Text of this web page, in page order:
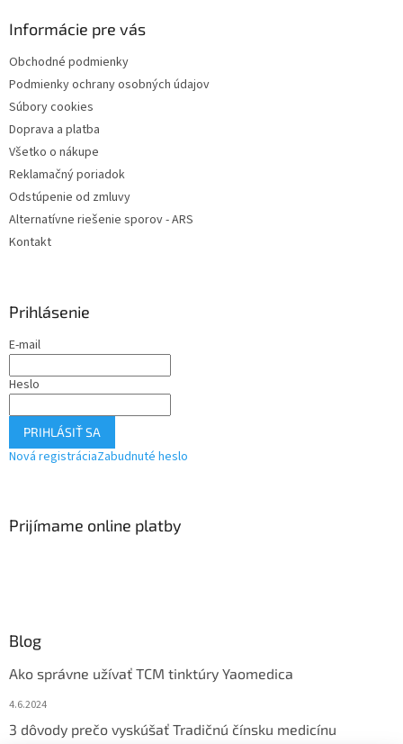
Informácie pre vás
Obchodné podmienky
Podmienky ochrany osobných údajov
Súbory cookies
Doprava a platba
Všetko o nákupe
Reklamačný poriadok
Odstúpenie od zmluvy
Alternatívne riešenie sporov - ARS
Kontakt
Prihlásenie
E-mail
Heslo
PRIHLÁSIŤ SA
Nová registráciaZabudnuté heslo
Prijímame online platby
Blog
Ako správne užívať TCM tinktúry Yaomedica
4.6.2024
3 dôvody prečo vyskúšať Tradičnú čínsku medicínu